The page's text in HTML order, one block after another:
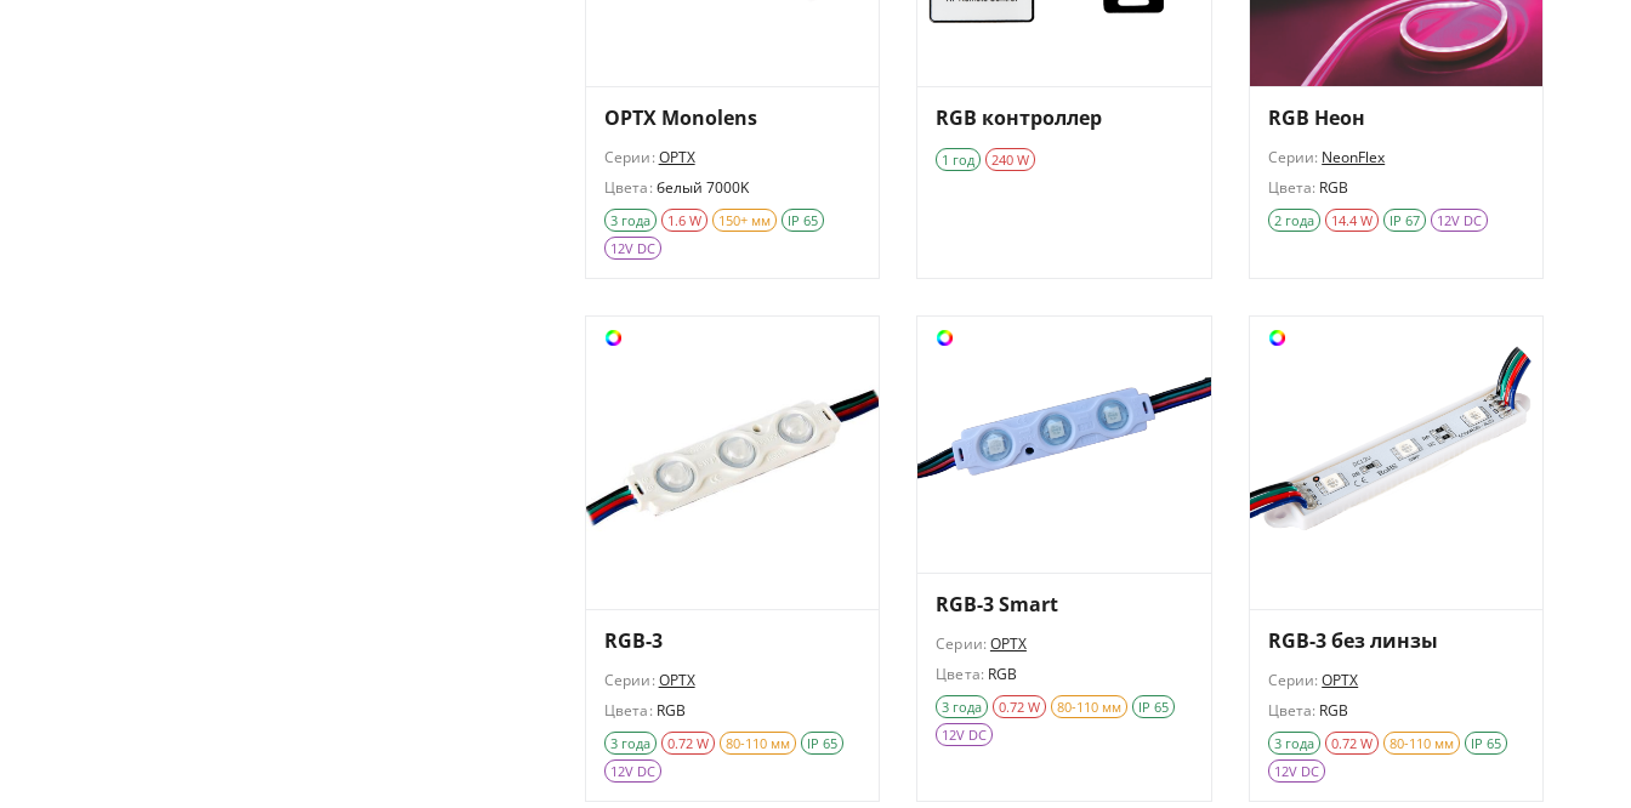
OPTX Monolens
Серии: OPTX
Цвета: белый 7000K
3 года 1.6 W 150+ мм
IP 65
12V DC
RGB контроллер
1 год 240 W
RGB Неон
Серии: NeonFlex
Цвета: RGB
2 года 14.4 W IP 67 12V DC
RGB-3
Серии: OPTX
Цвета: RGB
3 года 0.72 W 80-110 мм
IP 65
12V DC
RGB-3 Smart
Серии: OPTX
Цвета: RGB
3 года 0.72 W 80-110 мм
IP 65
12V DC
RGB-3 без линзы
Серии: OPTX
Цвета: RGB
3 года 0.72 W 80-110 мм
IP 65
12V DC